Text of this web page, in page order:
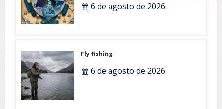
6 de agosto de 2026
Fly fishing
6 de agosto de 2026